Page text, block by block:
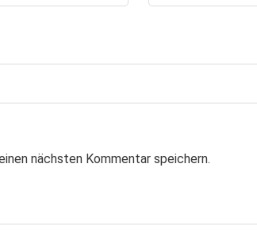
nächsten Kommentar speichern.